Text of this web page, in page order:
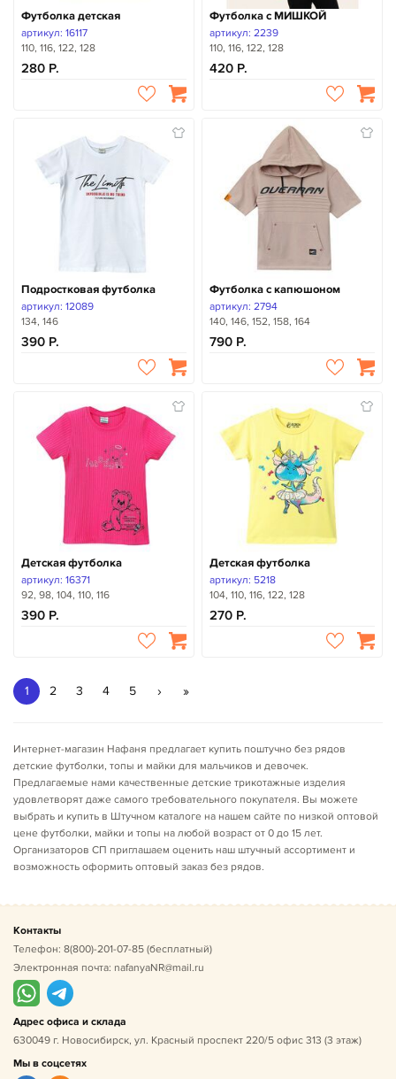
Футболка детская
артикул: 16117
110, 116, 122, 128
280
Футболка с МИШКОЙ
артикул: 2239
110, 116, 122, 128
420
Подростковая футболка
артикул: 12089
134, 146
390
Футболка с капюшоном
артикул: 2794
140, 146, 152, 158, 164
790
Детская футболка
артикул: 16371
92, 98, 104, 110, 116
390
Детская футболка
артикул: 5218
104, 110, 116, 122, 128
270
1 2 3 4 5 › »
Интернет-магазин Нафаня предлагает купить поштучно без рядов
детские футболки, топы и майки для мальчиков и девочек.
Предлагаемые нами качественные детские трикотажные изделия
удовлетворят даже самого требовательного покупателя. Вы можете
выбрать и купить в Штучном каталоге на нашем сайте по низкой оптовой
цене футболки, майки и топы на любой возраст от 0 до 15 лет.
Организаторов СП приглашаем оценить наш штучный ассортимент и
возможность оформить оптовый заказ без рядов.
Контакты
Телефон: 8(800)-201-07-85 (бесплатный)
Электронная почта: nafanyaNR@mail.ru
Адрес офиса и склада
630049 г. Новосибирск, ул. Красный проспект 220/5 офис 313 (3 этаж)
Мы в соцсетях